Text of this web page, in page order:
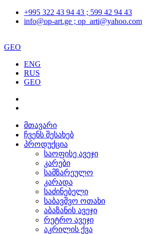
+995 322 43 94 43 ; 599 42 94 43
info@op-art.ge ; op_arti@yahoo.com
GEO
ENG
RUS
GEO
მთავარი
ჩვენს შესახებ
პროდუქცია
საოფისე ავეჯი
კარები
სამზარეულო
კარადა
საძინებელი
საბავშვო ოთახი
აბაზანის ავეჯი
რეტრო ავეჯი
აკრილის ქვა